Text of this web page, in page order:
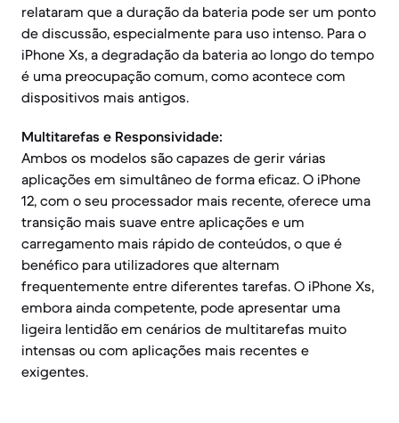
relataram que a duração da bateria pode ser um ponto
de discussão, especialmente para uso intenso. Para o
iPhone Xs, a degradação da bateria ao longo do tempo
é uma preocupação comum, como acontece com
dispositivos mais antigos.
Multitarefas e Responsividade:
Ambos os modelos são capazes de gerir várias
aplicações em simultâneo de forma eficaz. O iPhone
12, com o seu processador mais recente, oferece uma
transição mais suave entre aplicações e um
carregamento mais rápido de conteúdos, o que é
benéfico para utilizadores que alternam
frequentemente entre diferentes tarefas. O iPhone Xs,
embora ainda competente, pode apresentar uma
ligeira lentidão em cenários de multitarefas muito
intensas ou com aplicações mais recentes e
exigentes.